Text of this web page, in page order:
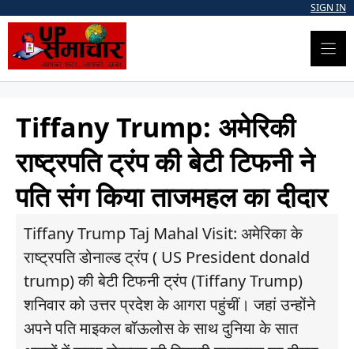
content
SIGN IN
Tiffany Trump: अमेरिकी
राष्ट्रपति ट्रंप की बेटी टिफनी ने
पति संग किया ताजमहल का दीदार
Tiffany Trump Taj Mahal Visit: अमेरिका के
राष्ट्रपति डोनाल्ड ट्रंप ( US President donald
trump) की बेटी टिफनी ट्रंप (Tiffany Trump)
शनिवार को उत्तर प्रदेश के आगरा पहुंचीं। जहां उन्होंने
अपने पति माइकल बॉऊलोस के साथ दुनिया के सात